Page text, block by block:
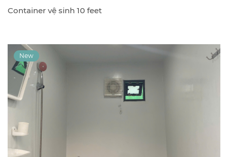
Container vệ sinh 10 feet